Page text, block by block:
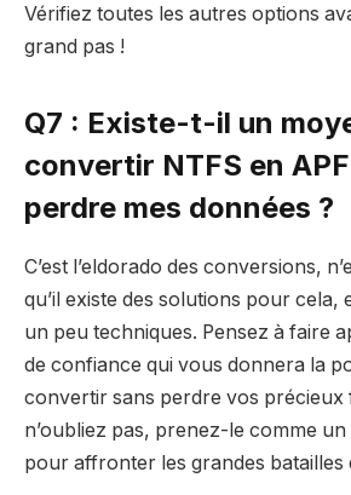
Vérifiez toutes les autres options
grand pas !
Q7 : Existe-t-il un
convertir NTFS en
perdre mes données ?
C’est l’eldorado des conversions,
qu’il existe des solutions pour cela,
un peu techniques. Pensez à faire
de confiance qui vous donnera la
convertir sans perdre vos précieux
n’oubliez pas, prenez-le comme
pour affronter les grandes batailles